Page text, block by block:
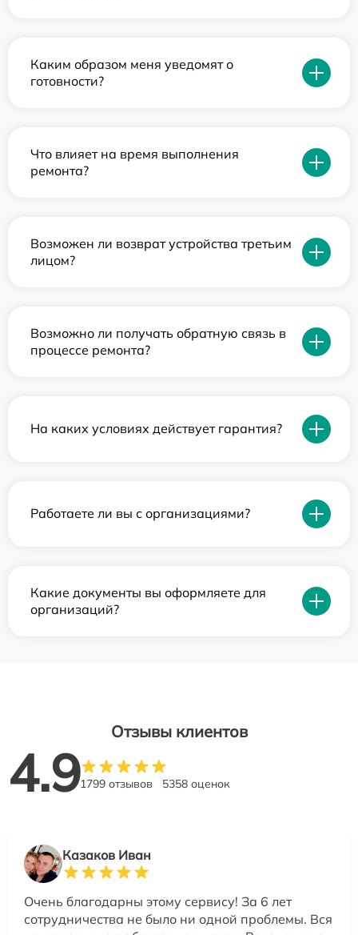
Каким образом меня уведомят о
готовности?
Что влияет на время выполнения
ремонта?
Возможен ли возврат устройства третьим
лицом?
Возможно ли получать обратную связь в
процессе ремонта?
На каких условиях действует гарантия?
Работаете ли вы с организациями?
Какие документы вы оформляете для
организаций?
Отзывы клиентов
4.91799 отзывов 5358 оценок
Казаков Иван
Очень благодарны этому сервису! За 6 лет
сотрудничества не было ни одной проблемы. Вся